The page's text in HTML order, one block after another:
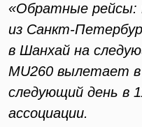
«Обратные рейсы:
из Санкт-
в Шанхай на
MU260 вылетает
следующий день в
ассоциации.